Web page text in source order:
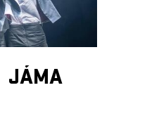
JÁMA